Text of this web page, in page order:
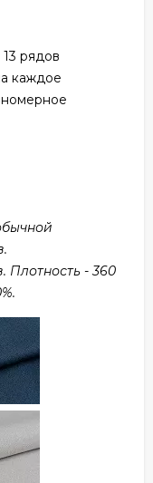
рядов
каждое
Плотность - 360